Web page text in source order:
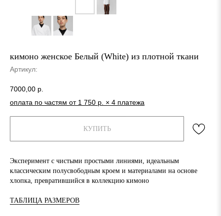
кимоно женское Белый (White) из плотной ткани
Артикул:
7000,00 р.
оплата по частям от 1 750 р. × 4 платежа
КУПИТЬ
Эксперимент с чистыми простыми линиями, идеальным
классическим полусвободным кроем и материалами на основе
хлопка, превратившийся в коллекцию кимоно
ТАБЛИЦА РАЗМЕРОВ